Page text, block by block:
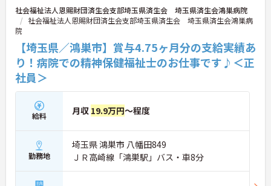
社会福祉法人恩賜財団済生会支部埼玉県済生会 埼玉県済生会鴻巣病院
社会福祉法人恩賜財団済生会支部埼玉県済生会 埼玉県済生会鴻巣病
院
【埼玉県／鴻巣市】賞与4.75ヶ月分の支給実績あ
り！病院での精神保健福祉士のお仕事です♪＜正
社員＞
給料 月収 19.9万円～程度
勤務地
埼玉県 鴻巣市 八幡田849
ＪＲ高崎線「鴻巣駅」バス・車8分